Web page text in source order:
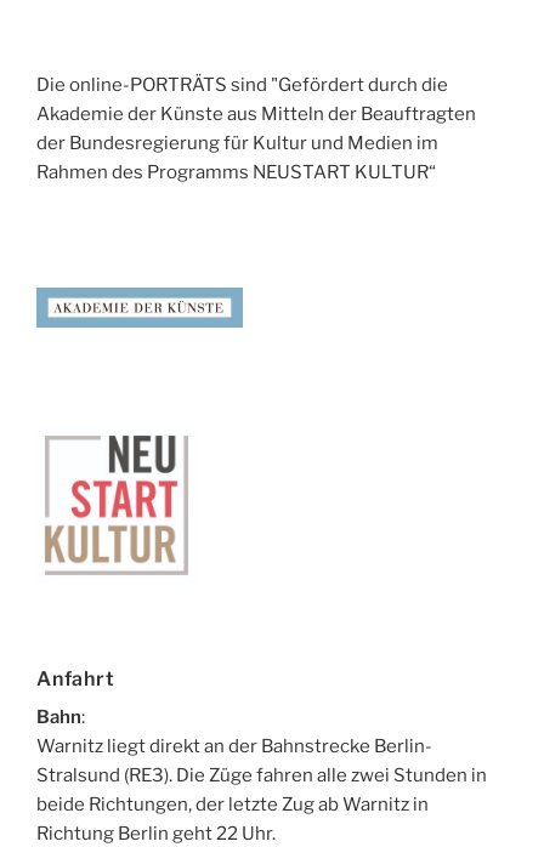
Die online-PORTRÄTS sind "Gefördert durch die
Akademie der Künste aus Mitteln der Beauftragten
der Bundesregierung für Kultur und Medien im
Rahmen des Programms NEUSTART KULTUR“
Anfahrt
Bahn:
Warnitz liegt direkt an der Bahnstrecke Berlin-
Stralsund (RE3). Die Züge fahren alle zwei Stunden in
beide Richtungen, der letzte Zug ab Warnitz in
Richtung Berlin geht 22 Uhr.